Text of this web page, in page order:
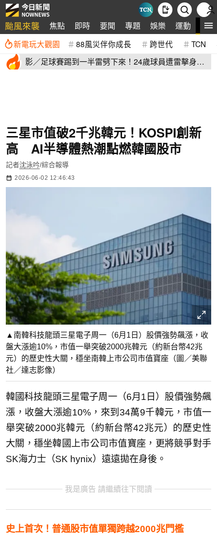
颱風來襲 焦點 即時 要聞 專題 娛樂 運動 全
新電玩大觀園 88風災伴你成長 跨世代 TCN
影／足球賽踢到一半雷劈下來！24歲球員遭雷擊身
三星市值破2千兆韓元！KOSPI創新
高 AI半導體熱潮點燃韓國股市
記者沈泳吟/綜合報導
2026-06-02 12:46:43
▲南韓科技龍頭三星電子周一（6月1日）股價強勢飆漲，收
盤大漲逾10%，市值一舉突破2000兆韓元（約新台幣42兆
元）的歷史性大關，穩坐南韓上市公司市值寶座（圖／美聯
社／達志影像）
韓國科技龍頭三星電子周一（6月1日）股價強勢飆
漲，收盤大漲逾10%，來到34萬9千韓元，市值一
舉突破2000兆韓元（約新台幣42兆元）的歷史性
大關，穩坐韓國上市公司市值寶座，更將競爭對手
SK海力士（SK hynix）遠遠拋在身後。
我是廣告 請繼續往下閱讀
史上首次！普通股市值單獨跨越2000兆門檻